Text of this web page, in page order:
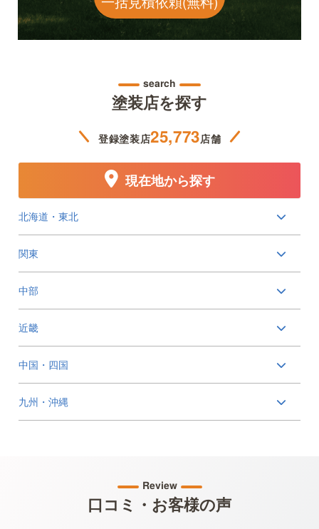
search
塗装店を探す
登録塗装店25,773店舗
北海道・東北
関東
中部
近畿
中国・四国
九州・沖縄
現在地から探す
Review
口コミ・お客様の声